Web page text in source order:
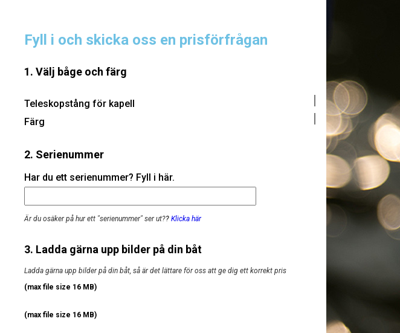
Fyll i och skicka oss en prisförfrågan
1. Välj båge och färg
Teleskopstång för kapell
Färg
2. Serienummer
Har du ett serienummer? Fyll i här.
Är du osäker på hur ett "serienummer" ser ut?? Klicka här
3. Ladda gärna upp bilder på din båt
Ladda gärna upp bilder på din båt, så är det lättare för oss att ge dig ett korrekt pris
(max file size 16 MB)
(max file size 16 MB)